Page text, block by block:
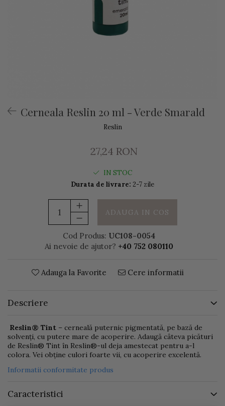
Cerneala Reslin 20 ml - Verde Smarald
Reslin
27,24 RON
IN STOC
Durata de livrare: 2-7 zile
ADAUGA IN COS
Cod Produs: UC108-0054
Ai nevoie de ajutor? +40 752 080110
Adauga la Favorite Cere informatii
Descriere
Reslin® Tint – cerneală puternic pigmentată, pe bază de
solvenți, cu putere mare de acoperire. Adaugă câteva picături
de Reslin® Tint în Reslin®-ul deja amestecat pentru a-l
colora. Vei obține culori foarte vii, cu acoperire excelentă.
Informatii conformitate produs
Caracteristici